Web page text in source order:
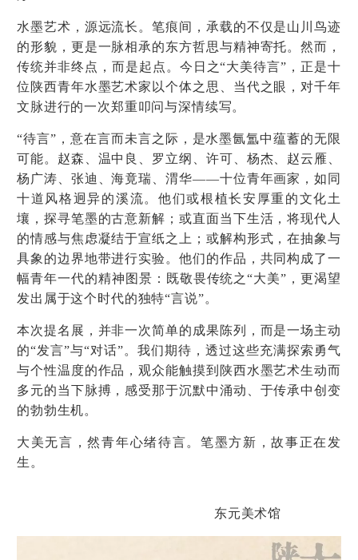
水墨艺术，源远流长。笔痕间，承载的不仅是山川鸟迹
的形貌，更是一脉相承的东方哲思与精神寄托。然而，
传统并非终点，而是起点。今日之“大美待言”，正是十
位陕西青年水墨艺术家以个体之思、当代之眼，对千年
文脉进行的一次郑重叩问与深情续写。
“待言”，意在言而未言之际，是水墨氤氲中蕴蓄的无限
可能。赵森、温中良、罗立纲、许可、杨杰、赵云雁、
杨广涛、张迪、海竟瑞、渭华——十位青年画家，如同
十道风格迥异的溪流。他们或根植长安厚重的文化土
壤，探寻笔墨的古意新解；或直面当下生活，将现代人
的情感与焦虑凝结于宣纸之上；或解构形式，在抽象与
具象的边界地带进行实验。他们的作品，共同构成了一
幅青年一代的精神图景：既敬畏传统之“大美”，更渴望
发出属于这个时代的独特“言说”。
本次提名展，并非一次简单的成果陈列，而是一场主动
的“发言”与“对话”。我们期待，透过这些充满探索勇气
与个性温度的作品，观众能触摸到陕西水墨艺术生动而
多元的当下脉搏，感受那于沉默中涌动、于传承中创变
的勃勃生机。
大美无言，然青年心绪待言。笔墨方新，故事正在发
生。
东元美术馆